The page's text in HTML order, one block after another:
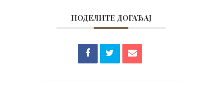
ПОДЕЛИТЕ ДОГАЂАЈ